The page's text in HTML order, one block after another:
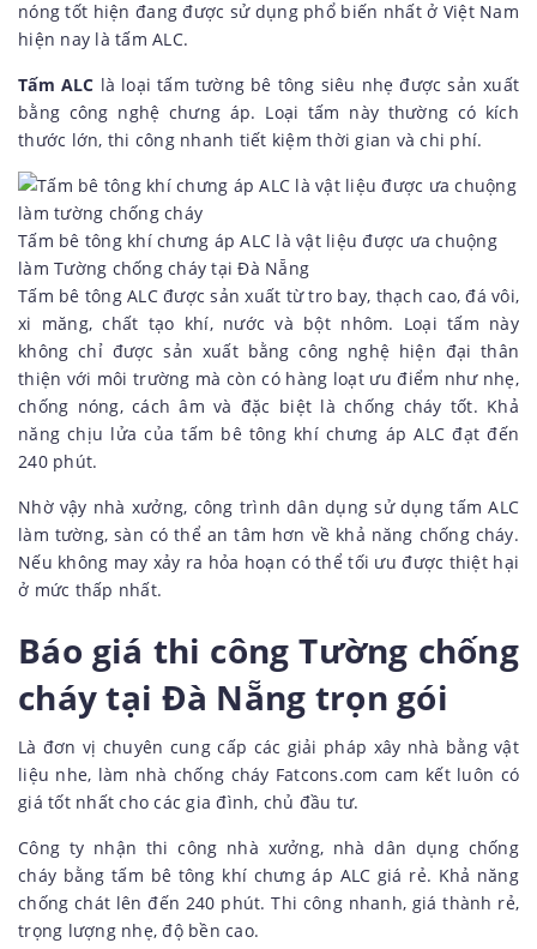
nóng tốt hiện đang được sử dụng phổ biến nhất ở Việt Nam
hiện nay là tấm ALC.
Tấm ALC là loại tấm tường bê tông siêu nhẹ được sản xuất
bằng công nghệ chưng áp. Loại tấm này thường có kích
thước lớn, thi công nhanh tiết kiệm thời gian và chi phí.
Tấm bê tông khí chưng áp ALC là vật liệu được ưa chuộng
làm Tường chống cháy tại Đà Nẵng
Tấm bê tông ALC được sản xuất từ tro bay, thạch cao, đá vôi,
xi măng, chất tạo khí, nước và bột nhôm. Loại tấm này
không chỉ được sản xuất bằng công nghệ hiện đại thân
thiện với môi trường mà còn có hàng loạt ưu điểm như nhẹ,
chống nóng, cách âm và đặc biệt là chống cháy tốt. Khả
năng chịu lửa của tấm bê tông khí chưng áp ALC đạt đến
240 phút.
Nhờ vậy nhà xưởng, công trình dân dụng sử dụng tấm ALC
làm tường, sàn có thể an tâm hơn về khả năng chống cháy.
Nếu không may xảy ra hỏa hoạn có thể tối ưu được thiệt hại
ở mức thấp nhất.
Báo giá thi công Tường chống
cháy tại Đà Nẵng trọn gói
Là đơn vị chuyên cung cấp các giải pháp xây nhà bằng vật
liệu nhe, làm nhà chống cháy Fatcons.com cam kết luôn có
giá tốt nhất cho các gia đình, chủ đầu tư.
Công ty nhận thi công nhà xưởng, nhà dân dụng chống
cháy bằng tấm bê tông khí chưng áp ALC giá rẻ. Khả năng
chống chát lên đến 240 phút. Thi công nhanh, giá thành rẻ,
trọng lượng nhẹ, độ bền cao.